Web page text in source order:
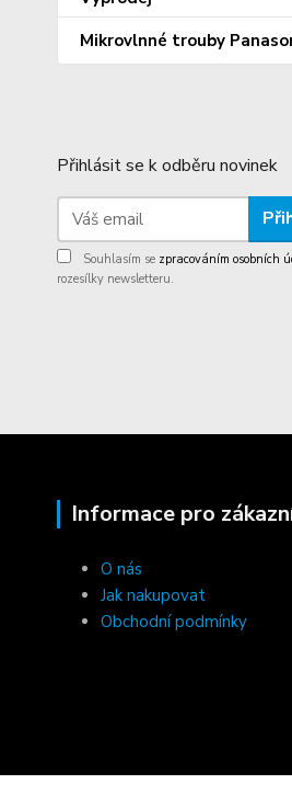
Mikrovlnné trouby
Přihlásit se k odběru novinek
Souhlasím se zpracováním osobních
rozesílky newsletteru.
Informace pro
O nás
Jak nakupovat
Obchodní podmínky